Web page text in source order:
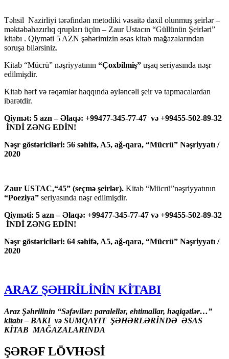
Təhsil Nazirliyi tərəfindən metodiki vəsaitə daxil olunmuş şeirlər –
məktəbəhazırlıq qrupları üçün – Zaur Ustacın “Güllünün Şeirləri”
kitabı . Qiyməti 5 AZN şəhərimizin əsas kitab mağazalarından
soruşa bilərsiniz.
Kitab “Mücrü” nəşriyyatının “Çoxbilmiş” uşaq seriyasında nəşr
edilmişdir.
Kitab hərf və rəqəmlər haqqında əyləncəli şeir və tapmacalardan
ibarətdir.
Qiymət: 5 azn – Əlaqə: +99477-345-77-47 və +99455-502-89-32
İNDİ ZƏNG EDİN!
Nəşr göstəriciləri: 56 səhifə, A5, ağ-qara, “Mücrü” Nəşriyyatı /
2020
Zaur USTAC,“45” (seçmə şeirlər). Kitab “Mücrü”nəşriyyatının
“Poeziya” seriyasında nəşr edilmişdir.
Qiyməti: 5 azn – Əlaqə: +99477-345-77-47 və +99455-502-89-32
İNDİ ZƏNG EDİN!
Nəşr göstəriciləri: 64 səhifə, A5, ağ-qara, “Mücrü” Nəşriyyatı /
2020
ARAZ ŞƏHRİLİNİN KİTABI
Araz Şəhrilinin “Səfəvilər: paralellər, ehtimallar, həqiqətlər…”
kitabı – BAKI və SUMQAYIT ŞƏHƏRLƏRİNDƏ ƏSAS
KİTAB MAĞAZALARINDA
ŞƏRƏF LÖVHƏSİ